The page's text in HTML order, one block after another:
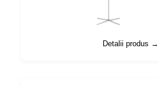
Detalii produs →